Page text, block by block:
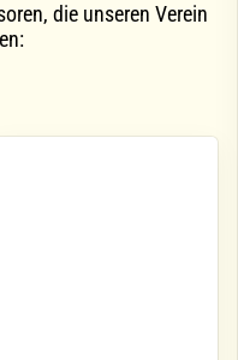
die unseren Verein